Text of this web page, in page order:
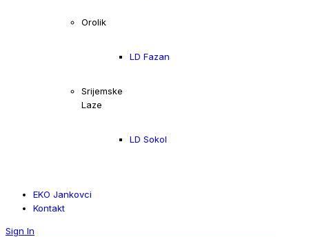
Orolik
LD Fazan
Srijemske
Laze
LD Sokol
EKO Jankovci
Kontakt
Sign In